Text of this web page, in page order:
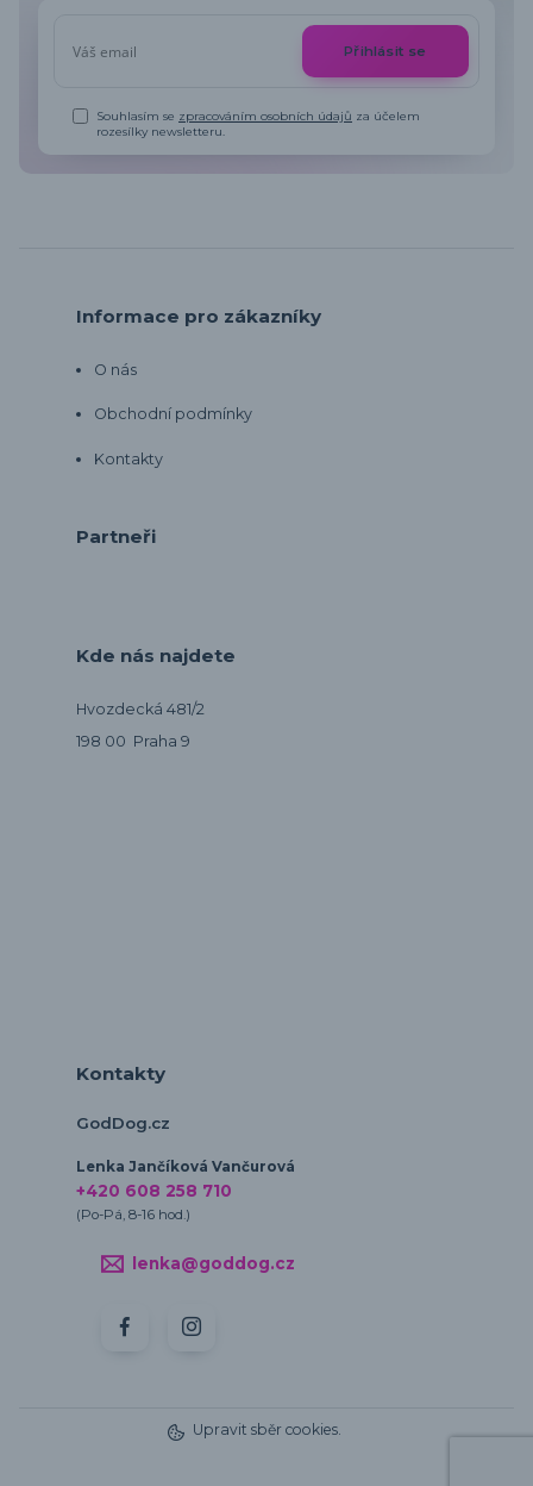
Přihlásit se
Souhlasím se zpracováním osobních údajů za účelem
rozesílky newsletteru.
Informace pro zákazníky
O nás
Obchodní podmínky
Kontakty
Partneři
Kde nás najdete
Hvozdecká 481/2
198 00 Praha 9
Kontakty
GodDog.cz
Lenka Jančíková Vančurová
+420 608 258 710
(Po-Pá, 8-16 hod.)
lenka@goddog.cz
Upravit sběr cookies.